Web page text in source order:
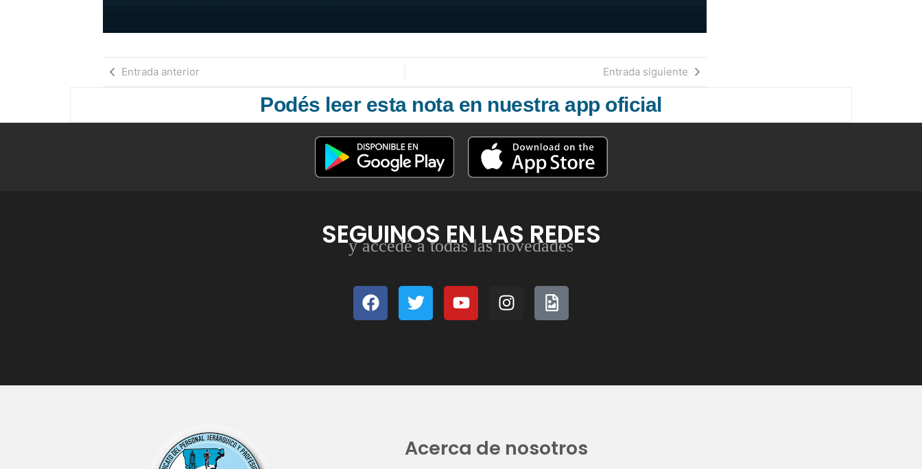
Entrada anterior Entrada siguiente
Podés leer esta nota en nuestra app oficial
SEGUINOS EN LAS REDES
y accedé a todas las novedades
Acerca de nosotros